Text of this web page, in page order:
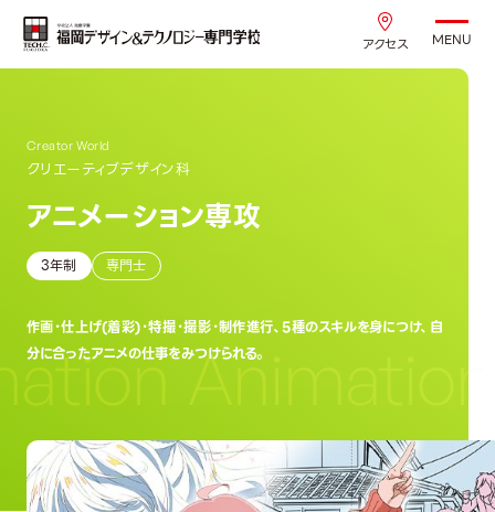
アクセス MENU
Creator World
クリエーティブデザイン科
アニメーション専攻
3年制 専門士
作画・仕上げ(着彩)・特撮・撮影・制作進行、5種のスキルを身につけ、自
分に合ったアニメの仕事をみつけられる。Animation